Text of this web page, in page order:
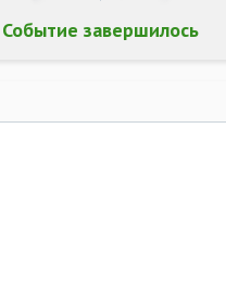
Событие завершилось